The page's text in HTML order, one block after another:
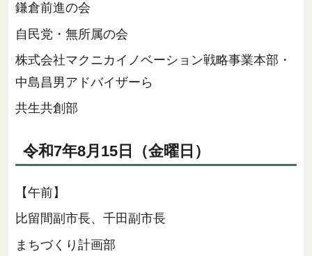
鎌倉前進の会
自民党・無所属の会
株式会社マクニカイノベーション戦略事業本部・
中島昌男アドバイザーら
共生共創部
令和7年8月15日（金曜日）
【午前】
比留間副市長、千田副市長
まちづくり計画部